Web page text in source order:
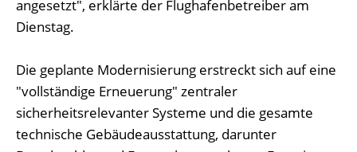
angesetzt", erklärte der Flughafenbetreiber am
Dienstag.
Die geplante Modernisierung erstreckt sich auf eine
"vollständige Erneuerung" zentraler
sicherheitsrelevanter Systeme und die gesamte
technische Gebäudeausstattung, darunter